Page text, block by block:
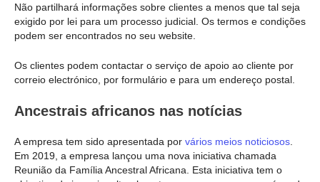
Não partilhará informações sobre clientes a menos que tal seja
exigido por lei para um processo judicial. Os termos e condições
podem ser encontrados no seu website.
Os clientes podem contactar o serviço de apoio ao cliente por
correio electrónico, por formulário e para um endereço postal.
Ancestrais africanos nas notícias
A empresa tem sido apresentada por vários meios noticiosos.
Em 2019, a empresa lançou uma nova iniciativa chamada
Reunião da Família Ancestral Africana. Esta iniciativa tem o